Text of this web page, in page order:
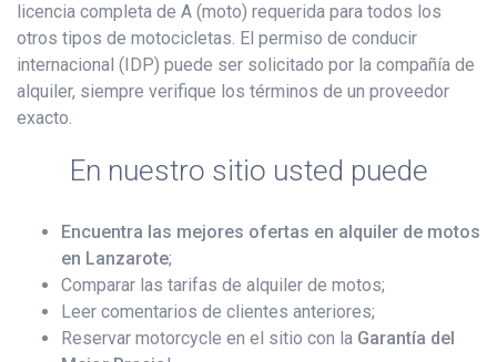
licencia completa de A (moto) requerida para todos los
otros tipos de motocicletas. El permiso de conducir
internacional (IDP) puede ser solicitado por la compañía de
alquiler, siempre verifique los términos de un proveedor
exacto.
En nuestro sitio usted puede
Encuentra las mejores ofertas en alquiler de motos
en Lanzarote;
Comparar las tarifas de alquiler de motos;
Leer comentarios de clientes anteriores;
Reservar motorcycle en el sitio con la Garantía del